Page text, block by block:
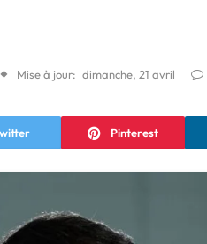
Mise à jour: dimanche, 21 avril
Pinterest